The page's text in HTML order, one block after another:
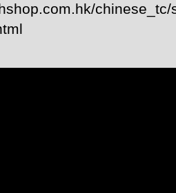
chinese_tc/